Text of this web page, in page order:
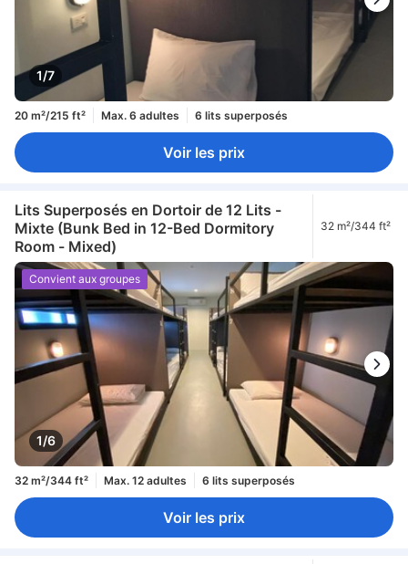
1/7
20 m²/215 ft² Max. 6 adultes 6 lits superposés
Voir les prix
Lits Superposés en Dortoir de 12 Lits -
Mixte (Bunk Bed in 12-Bed Dormitory
Room - Mixed)
32 m²/344 ft²
1/6
Convient aux groupes
32 m²/344 ft² Max. 12 adultes 6 lits superposés
Voir les prix